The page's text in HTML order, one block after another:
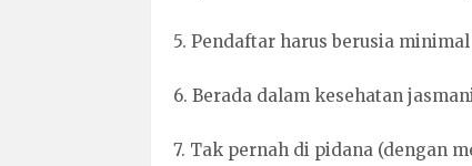
5. Pendaftar harus berusia
6. Berada dalam kesehatan
7. Tak pernah di pidana (dengan